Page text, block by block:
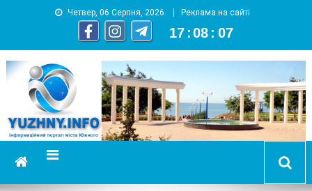
Четвер, 06 Серпня, 2026 Реклама на сайті
17 :08 : 08
YUZHNY.INFO
информационный портал города Южный